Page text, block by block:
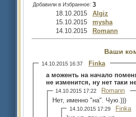
Добавили в Избранное: 3
18.10.2015
Algiz
15.10.2015
mysha
14.10.2015
Romann
Ваши
14.10.2015 16:37
Finka
а моженть на начало
не изменится, ну нет таки
14.10.2015 17:22
Romann
Нет, именно "на". Чую.)))
14.10.2015 17:29
Finka